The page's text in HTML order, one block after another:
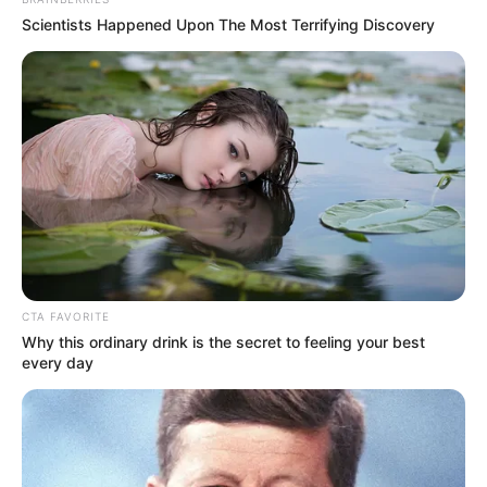
Blue, London dan berhasil memperoleh sertifikat
memasak dari kampusnya. Sekarang, ia berniat
membuka usaha kuliner
Scientists Happened Upon The Most Terrifying Discovery
CTA FAVORITE
Why this ordinary drink is the secret to feeling your best
every day